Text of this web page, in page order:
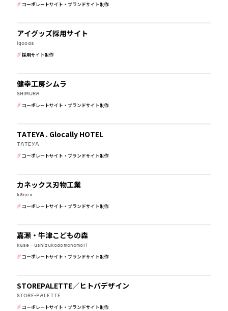
コーポレートサイト・ブランドサイト制作
アイグッズ採用サイト
igoods
採用サイト制作
健幸工房シムラ
SHIMURA
コーポレートサイト・ブランドサイト制作
TATEYA . Glocally HOTEL
TATEYA
コーポレートサイト・ブランドサイト制作
カネックス刃物工業
kanex
コーポレートサイト・ブランドサイト制作
嘉瀬・牛津こどもの森
kase・ushizukodomonomori
コーポレートサイト・ブランドサイト制作
STOREPALETTE／ヒトバデザイン
STORE-PALETTE
コーポレートサイト・ブランドサイト制作